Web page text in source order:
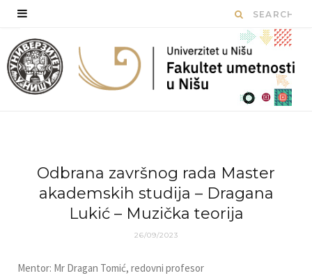
Odbrana završnog rada Master
akademskih studija – Dragana
Lukić – Muzička teorija
26/09/2023
Mentor: Mr Dragan Tomić, redovni profesor